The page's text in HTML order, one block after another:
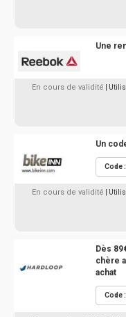
Une
En cours de validité |
Un
Code
En cours de validité |
Dès
chère
achat
Code